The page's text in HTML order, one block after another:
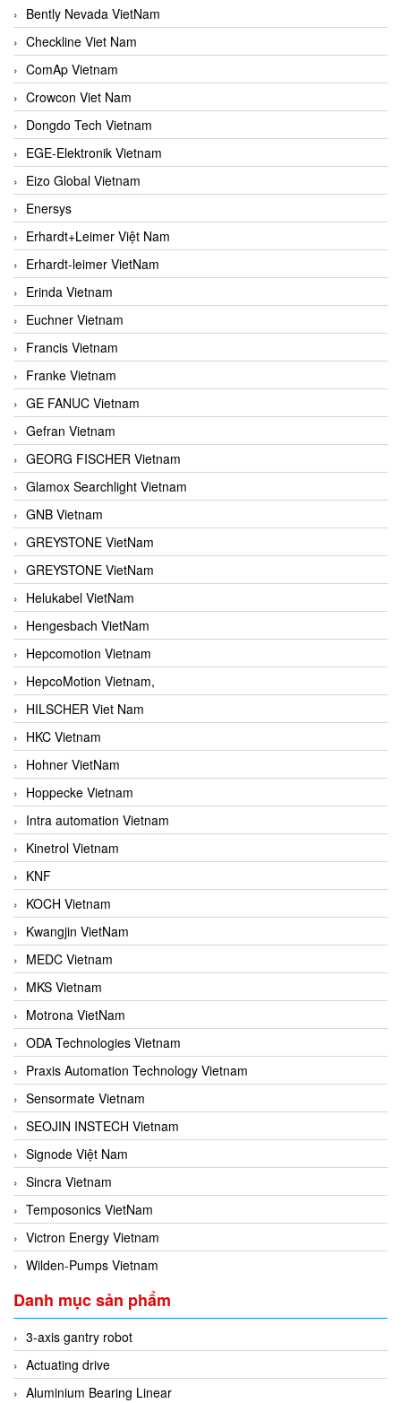
Bently Nevada VietNam
Checkline Viet Nam
ComAp Vietnam
Crowcon Viet Nam
Dongdo Tech Vietnam
EGE-Elektronik Vietnam
Eizo Global Vietnam
Enersys
Erhardt+Leimer Việt Nam
Erhardt-leimer VietNam
Erinda Vietnam
Euchner Vietnam
Francis Vietnam
Franke Vietnam
GE FANUC Vietnam
Gefran Vietnam
GEORG FISCHER Vietnam
Glamox Searchlight Vietnam
GNB Vietnam
GREYSTONE VietNam
GREYSTONE VietNam
Helukabel VietNam
Hengesbach VietNam
Hepcomotion Vietnam
HepcoMotion Vietnam,
HILSCHER Viet Nam
HKC Vietnam
Hohner VietNam
Hoppecke Vietnam
Intra automation Vietnam
Kinetrol Vietnam
KNF
KOCH Vietnam
Kwangjin VietNam
MEDC Vietnam
MKS Vietnam
Motrona VietNam
ODA Technologies Vietnam
Praxis Automation Technology Vietnam
Sensormate Vietnam
SEOJIN INSTECH Vietnam
Signode Việt Nam
Sincra Vietnam
Temposonics VietNam
Victron Energy Vietnam
Wilden-Pumps Vietnam
Danh mục sản phẩm
3-axis gantry robot
Actuating drive
Aluminium Bearing Linear